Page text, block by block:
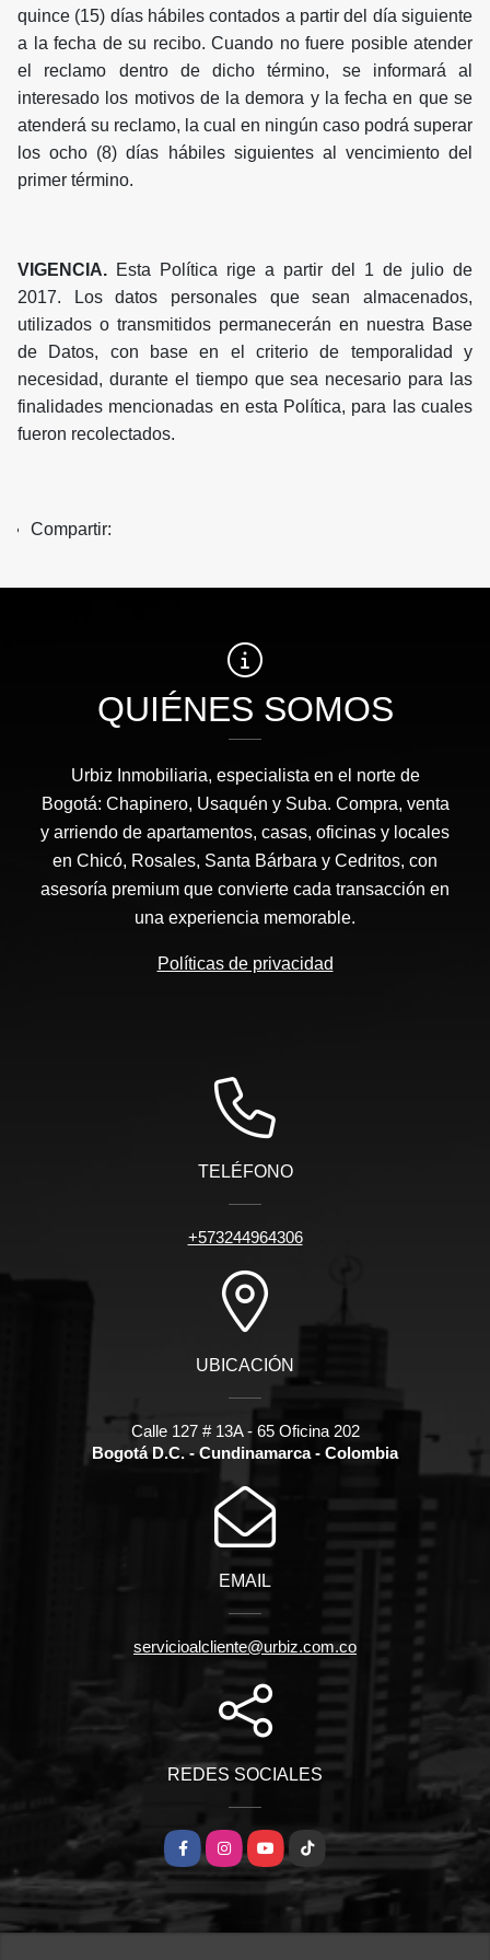
quince (15) días hábiles contados a partir del día siguiente
a la fecha de su recibo. Cuando no fuere posible atender
el reclamo dentro de dicho término, se informará al
interesado los motivos de la demora y la fecha en que se
atenderá su reclamo, la cual en ningún caso podrá superar
los ocho (8) días hábiles siguientes al vencimiento del
primer término.
VIGENCIA. Esta Política rige a partir del 1 de julio de
2017. Los datos personales que sean almacenados,
utilizados o transmitidos permanecerán en nuestra Base
de Datos, con base en el criterio de temporalidad y
necesidad, durante el tiempo que sea necesario para las
finalidades mencionadas en esta Política, para las cuales
fueron recolectados.
Compartir:
QUIÉNES SOMOS
Urbiz Inmobiliaria, especialista en el norte de
Bogotá: Chapinero, Usaquén y Suba. Compra, venta
y arriendo de apartamentos, casas, oficinas y locales
en Chicó, Rosales, Santa Bárbara y Cedritos, con
asesoría premium que convierte cada transacción en
una experiencia memorable.
Políticas de privacidad
TELÉFONO
+573244964306
UBICACIÓN
Calle 127 # 13A - 65 Oficina 202
Bogotá D.C. - Cundinamarca - Colombia
EMAIL
servicioalcliente@urbiz.com.co
REDES SOCIALES
FacebookInstagramYouTubeTikTok